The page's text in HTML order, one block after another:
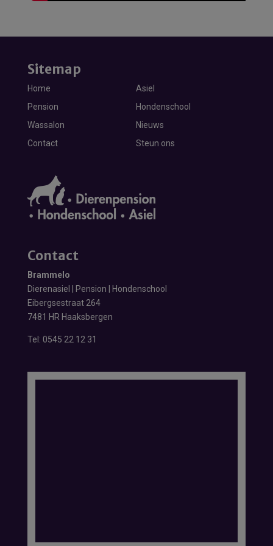
Sitemap
Home
Asiel
Pension
Hondenschool
Wassalon
Nieuws
Contact
Steun ons
Contact
Brammelo
Dierenasiel | Pension | Hondenschool
Eibergsestraat 264
7481 HR Haaksbergen
Tel: 0545 22 12 31